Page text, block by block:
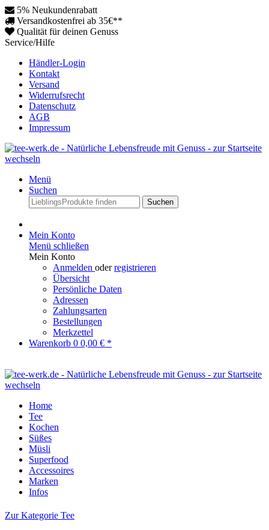
5% Neukundenrabatt
Versandkostenfrei ab 35€**
Qualität für deinen Genuss
Service/Hilfe
Händler-Login
Kontakt
Versand
Widerrufsrecht
Datenschutz
AGB
Impressum
Menü
Suchen
Suchen
Mein Konto
Menü schließen
Mein Konto
Anmelden oderregistrieren
Übersicht
Persönliche Daten
Adressen
Zahlungsarten
Bestellungen
Merkzettel
Warenkorb 0 0,00 € *
Home
Tee
Kochen
Süßes
Müsli
Superfood
Accessoires
Marken
Infos
Zur Kategorie Tee